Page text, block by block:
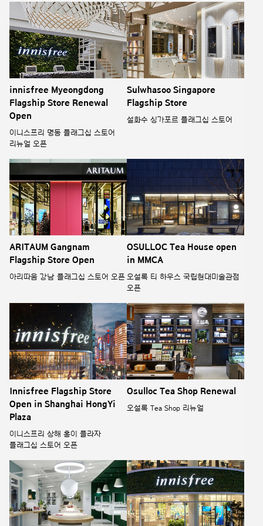
innisfree Myeongdong
Flagship Store Renewal
Open
이니스프리 명동 플래그십 스토어
리뉴얼 오픈
Sulwhasoo Singapore
Flagship Store
설화수 싱가포르 플래그십 스토어
ARITAUM Gangnam
Flagship Store Open
아리따움 강남 플래그십 스토어 오픈
OSULLOC Tea House open
in MMCA
오설록 티 하우스 국립현대미술관점
오픈
Innisfree Flagship Store
Open in Shanghai HongYi
Plaza
이니스프리 상해 홍이 플라자
플래그십 스토어 오픈
Osulloc Tea Shop Renewal
오설록 Tea Shop 리뉴얼